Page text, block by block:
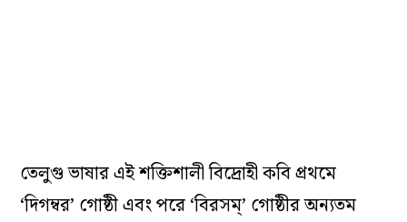
তেলুগু ভাষার এই শক্তিশালী বিদ্রোহী কবি প্রথমে
‘দিগম্বর’ গোষ্ঠী এবং পরে ‘বিরসম্’ গোষ্ঠীর অন‌্যতম